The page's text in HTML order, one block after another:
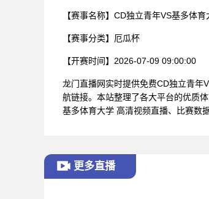
【赛事名称】 CD独立青年VS基多体育
【赛事分类】 厄瓜杯
【开赛时间】 2026-07-09 09:00:00
龙门直播网实时提供免费CD独立青年
航链接。本站整理了各大平台的优质
基多体育大学 高清视频直播、比赛数
更多直播